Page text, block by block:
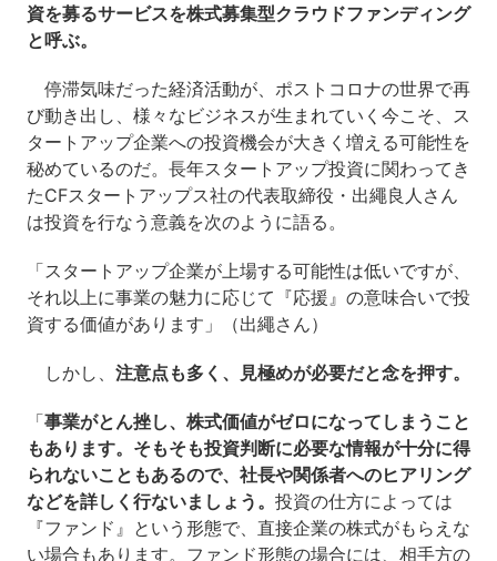
資を募るサービスを株式募集型クラウドファンディング
と呼ぶ。
停滞気味だった経済活動が、ポストコロナの世界で再
び動き出し、様々なビジネスが生まれていく今こそ、ス
タートアップ企業への投資機会が大きく増える可能性を
秘めているのだ。長年スタートアップ投資に関わってき
たCFスタートアップス社の代表取締役・出繩良人さん
は投資を行なう意義を次のように語る。
「スタートアップ企業が上場する可能性は低いですが、
それ以上に事業の魅力に応じて『応援』の意味合いで投
資する価値があります」（出繩さん）
しかし、 注意点も多く、見極めが必要だと念を押す。
「事業がとん挫し、株式価値がゼロになってしまうこと
もあります。そもそも投資判断に必要な情報が十分に得
られないこともあるので、社長や関係者へのヒアリング
などを詳しく行ないましょう。 投資の仕方によっては
『ファンド』という形態で、直接企業の株式がもらえな
い場合もあります。ファンド形態の場合には、相手方の